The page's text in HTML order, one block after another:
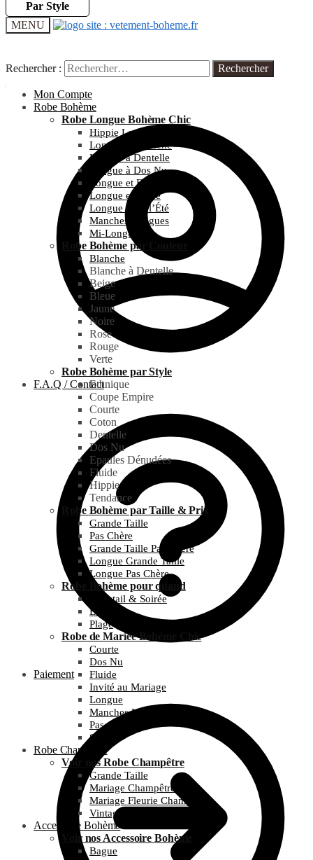
Par Style
MENU
Rechercher :
Mon Compte
F.A.Q / Contact
Paiement
Rechercher :
Robe Bohème
Robe Longue Bohème Chic
Hippie Longue
Longue et Blanche
Longue à Dentelle
Longue à Dos Nu
Longue et Fleurie
Longue et Noire
Longue pour l’Été
Manches Longues
Mi-Longue
Robe Bohème par Couleur
Blanche
Blanche à Dentelle
Beige
Bleue
Jaune
Noire
Rose
Rouge
Verte
Robe Bohème par Style
Ethnique
Coupe Empire
Courte
Coton
Dentelle
Dos Nu
Epaules Dénudées
Fluide
Hippie
Tendance
Robe Bohème par Taille & Prix
Grande Taille
Pas Chère
Grande Taille Pas Chère
Longue Grande Taille
Longue Pas Chère
Robe Bohème pour quand
Cocktail & Soirée
Été
Plage
Robe de Mariée Bohème Chic
Courte
Dos Nu
Fluide
Invité au Mariage
Longue
Manches Longues
Pas Chère
Simple
Robe Champêtre
Voir nos Robe Champêtre
Grande Taille
Mariage Champêtre
Mariage Fleurie Champêtre
Vintage et Guinguette
Accessoire Bohème
Voir nos Accessoire Bohème
Bague